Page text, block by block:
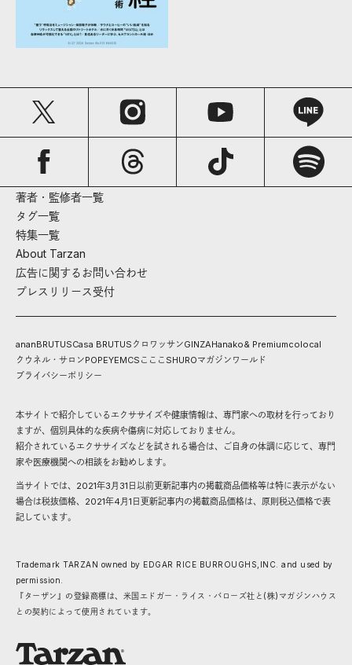
著者・監修者一覧
タグ一覧
特集一覧
About Tarzan
広告に関するお問い合わせ
プレスリリース受付
ananBRUTUSCasa BRUTUS クロワッサンGINZAHanako& Premiumcolocal
クウネル・サロンPOPEYEMCS こここ SHUROマガジンワールド
プライバシーポリシー
本サイトで紹介しているエクササイズや健康情報は、専門家への取材を行っており
ますが、個別具体的な疾病や傷病に対応しておりません。
紹介されているエクササイズなどを試される場合は、ご自身の体調に応じて、専門
家や医療機関への相談をお勧めします。
当サイトでは、2021年3月31日以前更新記事内の掲載商品価格等は特に表示がない
場合は税抜価格、2021年4月1日更新記事内の掲載商品価格は、原則税込価格で表
記しています。
Trademark TARZAN owned by EDGAR RICE BURROUGHS,INC. and used by
permission.
『ターザン』の登録商標は、米国エドガー・ライス・バローズ社と(株)マガジンハウス
との契約によって使用されています。